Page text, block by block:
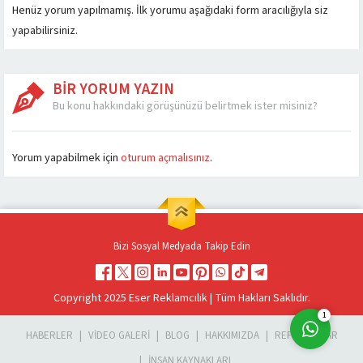
Henüz yorum yapılmamış. İlk yorumu aşağıdaki form aracılığıyla siz
yapabilirsiniz.
BİR YORUM YAZIN
Bu konu hakkındaki görüşünüzü belirtmek ister misiniz?
Yorum yapabilmek için oturum açmalısınız.
Bizi Sosyal Medyada Takip Edin
Copyright 2025 Eser Reklamcılık | Tüm Hakları Saklıdır.
HABERLER VIDEO GALERI BLOG HAKKIMIZDA
REFERANSLAR
Cevap Yaz
1